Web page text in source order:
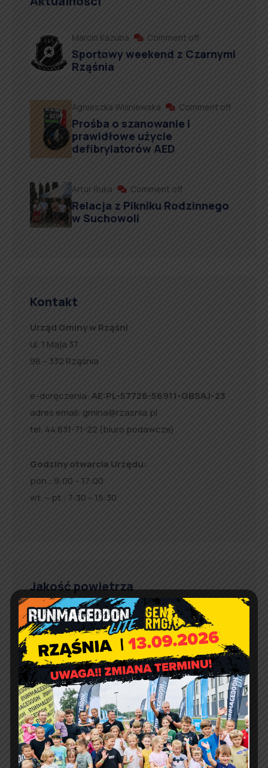
Marcin Kazuba Comment off
Sportowy weekend z Czarnymi
Rząśnia
Agnieszka Wiśniewska Comment off
Prośba o szanowanie i
prawidłowe użycie
defibrylatorów AED
Artur Ruka Comment off
Relacja z Pikniku Rodzinnego
w Suchowoli
Kontakt
Urząd Gminy w Rząśni
ul. 1 Maja 37
98 – 332 Rząśnia
e-doręczenia: AE:PL-57726-56911-GBSAJ-23
adres email: gmina@rzasnia.pl
tel. 44 631-71-22 (biuro podawcze)
Godziny otwarcia Urzędu:
pon.: 9:00 – 17:00
wt. – pt.: 7:30 – 15:30
Jakość powietrza